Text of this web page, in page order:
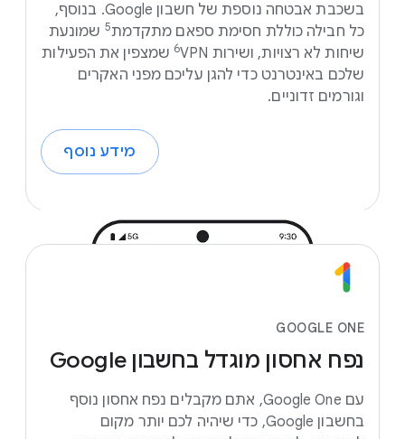
בשכבת אבטחה נוספת של חשבון Google. בנוסף,
כל חבילה כוללת חסימת ספאם מתקדמת5 שמונעת
שיחות לא רצויות, ושירות VPN
‏6
שמצפין את הפעילות
שלכם באינטרנט כדי להגן עליכם מפני האקרים
וגורמים זדוניים.
מידע נוסף
GOOGLE ONE
נפח אחסון מוגדל בחשבון Google
עם Google One, אתם מקבלים נפח אחסון נוסף
בחשבון Google, כדי שיהיה לכם יותר מקום